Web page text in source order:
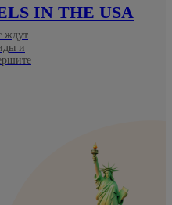
IN THE USA
ждут
и